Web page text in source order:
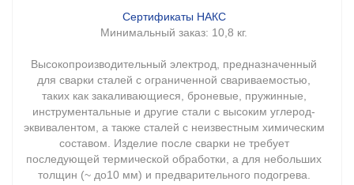
Сертификаты НАКС
Минимальный заказ: 10,8 кг.
Высокопроизводительный электрод, предназначенный
для сварки сталей с ограниченной свариваемостью,
таких как закаливающиеся, броневые, пружинные,
инструментальные и другие стали с высоким углерод-
эквивалентом, а также сталей с неизвестным химическим
составом. Изделие после сварки не требует
последующей термической обработки, а для небольших
толщин (~ до10 мм) и предварительного подогрева.